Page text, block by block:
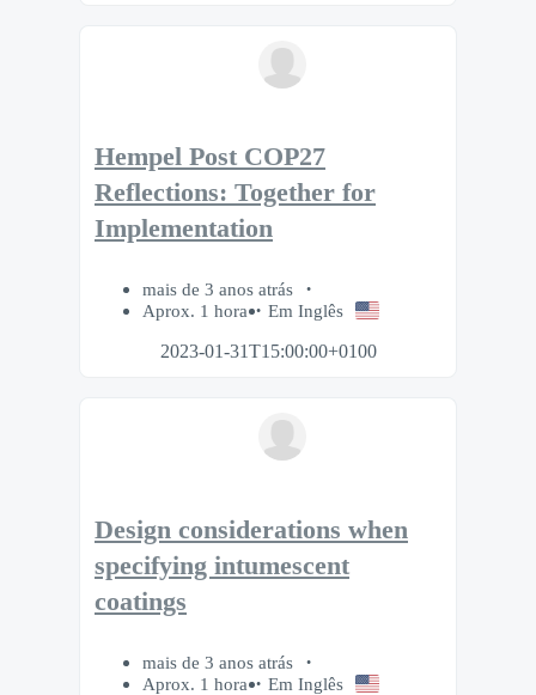
Hempel Post COP27
Reflections: Together for
Implementation
mais de 3 anos atrás
Aprox. 1 hora
Em Inglês
2023-01-31T15:00:00+0100
Design considerations when
specifying intumescent
coatings
mais de 3 anos atrás
Aprox. 1 hora
Em Inglês